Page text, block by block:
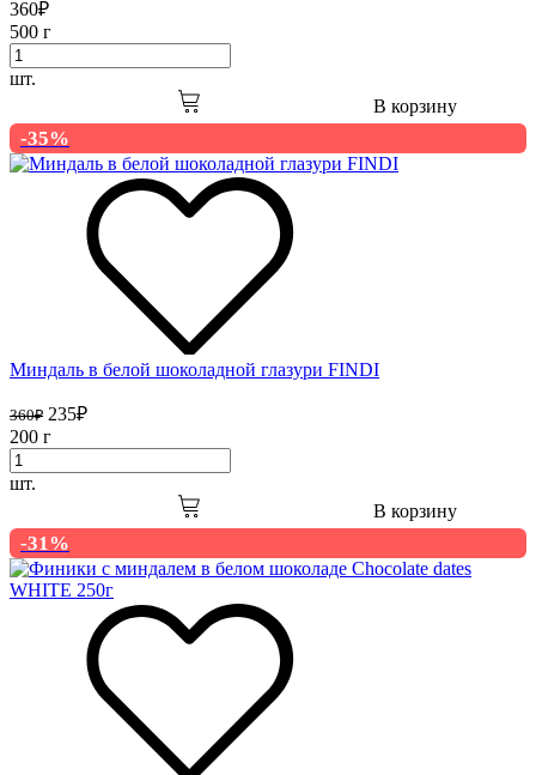
360₽
500 г
шт.
В корзину
-35%
Миндаль в белой шоколадной глазури FINDI
360₽ 235₽
200 г
шт.
В корзину
-31%